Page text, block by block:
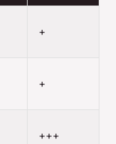
+
+
+++